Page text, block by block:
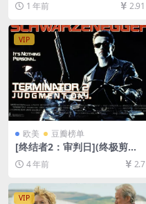
盘下载][MP4/6.3GB][中英字
放，请使用电脑下载防和谐压
缩包（含解压密码）】
1 年前 2.91
VIP
欧美 豆瓣榜单
[终结者2：审判日](终极剪辑
版)Terminator 2: Judgment
Day (1991)[百度网盘+迅雷云
盘资源1080P超清未删减][MP
4/11GB][中英字幕]
4 年前 2.7
VIP